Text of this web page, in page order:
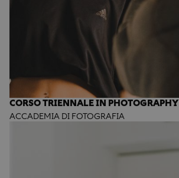
CORSO TRIENNALE IN PHOTOGRAPHY
ACCADEMIA DI FOTOGRAFIA